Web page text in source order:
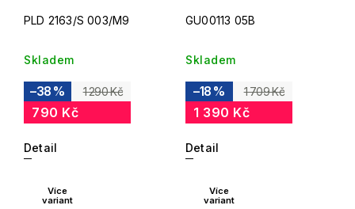
PLD 2163/S 003/M9
Skladem
1 290 Kč
–38 %
790 Kč
Detail
GU00113 05B
Skladem
1 709 Kč
–18 %
1 390 Kč
Detail
Více
variant
Více
variant